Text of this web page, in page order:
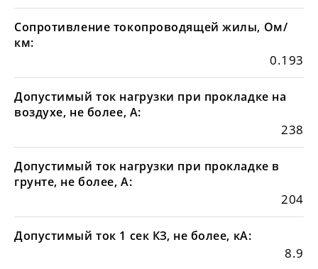
Сопротивление токопроводящей жилы, Ом/
км:
0.193
Допустимый ток нагрузки при прокладке на
воздухе, не более, А:
238
Допустимый ток нагрузки при прокладке в
грунте, не более, А:
204
Допустимый ток 1 сек КЗ, не более, кА:
8.9